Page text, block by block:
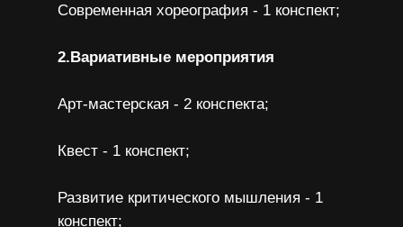
Современная хореография - 1 конспект;
2.Вариативные мероприятия
Арт-мастерская - 2 конспекта;
Квест - 1 конспект;
Развитие критического мышления - 1
конспект;